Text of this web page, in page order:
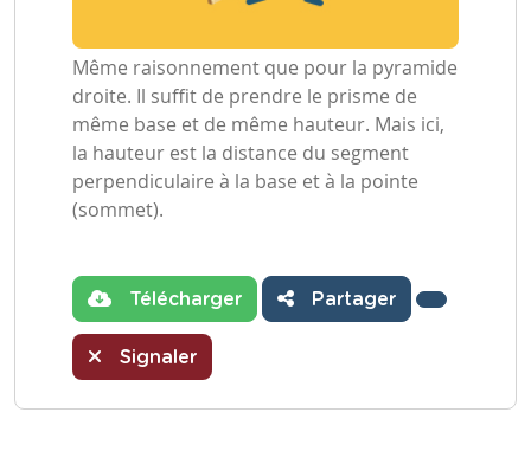
Même raisonnement que pour la pyramide
droite. Il suffit de prendre le prisme de
même base et de même hauteur. Mais ici,
la hauteur est la distance du segment
perpendiculaire à la base et à la pointe
(sommet).
Télécharger Partager
Signaler